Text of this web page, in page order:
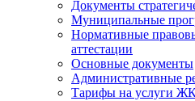
Документы
Муниципальные
Нормативные
аттестации
Основные документы
Административные
Тарифы на услуги